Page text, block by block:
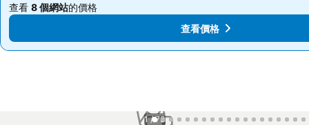
查看 8 個網站的價格
查看 8 個網站的價格
查看價格
1 / 73